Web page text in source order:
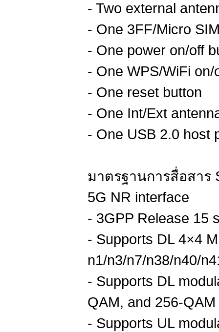
- Two external
- One 3FF/Micro
- One power on/off
- One WPS/WiFi on/
- One reset button
- One Int/Ext
- One USB 2.0 host
มาตรฐานการสื่อสาร
5G NR interface
- 3GPP Release 15
- Supports DL 4×4
n1/n3/n7/n38/n40/
- Supports DL
QAM, and 256-QAM
- Supports UL